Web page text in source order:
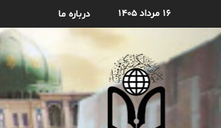
۱۶ مرداد ۱۴۰۵ درباره ما